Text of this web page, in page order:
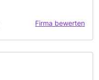
Firma bewerten